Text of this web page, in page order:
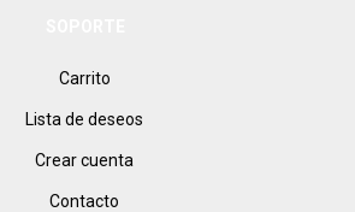
Carrito
Lista de deseos
Crear cuenta
Contacto